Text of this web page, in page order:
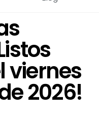
viernes
2026!